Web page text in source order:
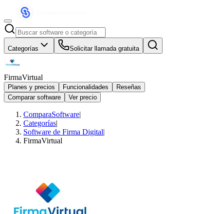
Categorías Solicitar llamada gratuita
FirmaVirtual
Planes y precios Funcionalidades
Reseñas
Comparar software
Ver precio
ComparaSoftware|
Categorías|
Software de Firma Digital|
FirmaVirtual